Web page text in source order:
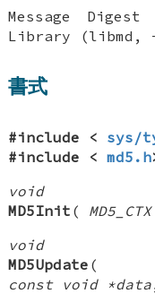
Message
Library (libmd,
書式
#include < sys/
#include <md5.h
void
MD5Init (
void
MD5Update
const void *data